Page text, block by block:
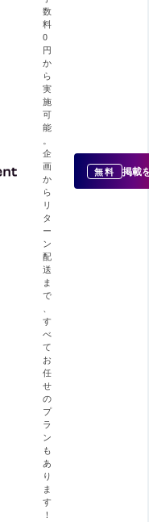
数
料
0
円
か
ら
実
施
可
能
。
企
画
か
ら
リ
タ
ー
ン
配
送
ま
で
、
す
べ
て
お
任
せ
の
プ
ラ
ン
も
あ
り
ま
す
！
無料 掲載